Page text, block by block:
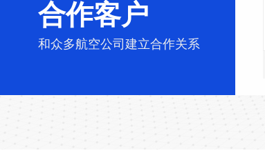
合作客户
和众多航空公司建立合作关系